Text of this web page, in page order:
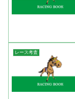
レース考査